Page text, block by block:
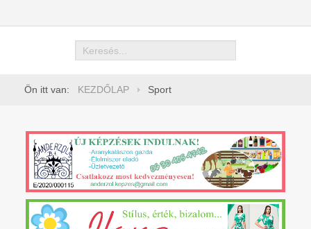
Keresés
Ön itt van: KEZDŐLAP Sport